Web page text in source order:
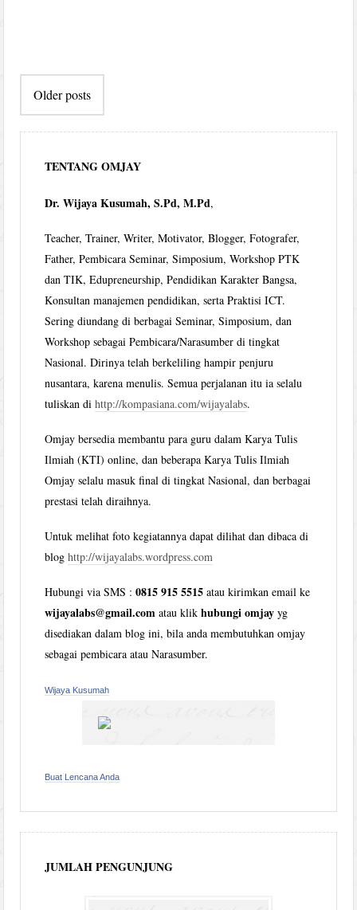
navigation
Older posts
TENTANG OMJAY
Dr. Wijaya Kusumah, S.Pd, M.Pd,
Teacher, Trainer, Writer, Motivator, Blogger, Fotografer,
Father, Pembicara Seminar, Simposium, Workshop PTK
dan TIK, Edupreneurship, Pendidikan Karakter Bangsa,
Konsultan manajemen pendidikan, serta Praktisi ICT.
Sering diundang di berbagai Seminar, Simposium, dan
Workshop sebagai Pembicara/Narasumber di tingkat
Nasional. Dirinya telah berkeliling hampir penjuru
nusantara, karena menulis. Semua perjalanan itu ia selalu
tuliskan dihttp://kompasiana.com/wijayalabs.
Omjay bersedia membantu para guru dalam Karya Tulis
Ilmiah (KTI) online, dan beberapa Karya Tulis Ilmiah
Omjay selalu masuk final di tingkat Nasional, dan berbagai
prestasi telah diraihnya.
Untuk melihat foto kegiatannya dapat dilihat dan dibaca di
bloghttp://wijayalabs.wordpress.com
Hubungi via SMS :0815 915 5515 atau kirimkan email ke
wijayalabs@gmail.com atau klikhubungi omjay yg
disediakan dalam blog ini, bila anda membutuhkan omjay
sebagai pembicara atau Narasumber.
Wijaya Kusumah
Buat Lencana Anda
JUMLAH PENGUNJUNG